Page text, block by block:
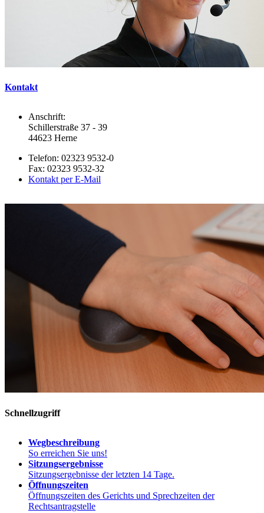
Kontakt
Anschrift:
Schillerstraße 37 - 39
44623 Herne
Telefon: 02323 9532-0
Fax: 02323 9532-32
Kontakt per E-Mail
Schnellzugriff
Wegbeschreibung
So erreichen Sie uns!
Sitzungsergebnisse
Sitzungsergebnisse der letzten 14 Tage.
Öffnungszeiten
Öffnungszeiten des Gerichts und Sprechzeiten der
Rechtsantragstelle